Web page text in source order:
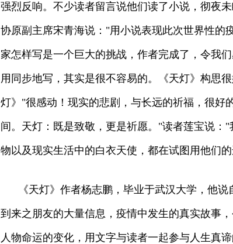
强烈反响。不少读者留言说他们读了小说，彻夜
协原副主席宋青海说："用小说表现此次世界性的
家怎样写是一个巨大的挑战，作者完成了，令我
用同步地写，其实是很不容易的。《天灯》构思
灯》"很感动！现实的悲剧，与长远的祈福，很好
间。天灯：既是致敬，更是祈愿。"读者莲宝说：
物以及现实生活中的白衣天使，都在试图用他们
《天灯》作者杨志鹏，毕业于武汉大学，他
到来之朋友的大量信息，疫情中发生的真实故事
人物命运的变化，用文字与读者一起参与人生真